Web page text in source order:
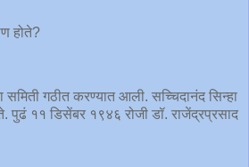
होते?
गठीत करण्यात आली. सच्चिदानंद सिन्हा
पुढं ११ डिसेंबर १९४६ रोजी डॉ. राजेंद्रप्रसाद